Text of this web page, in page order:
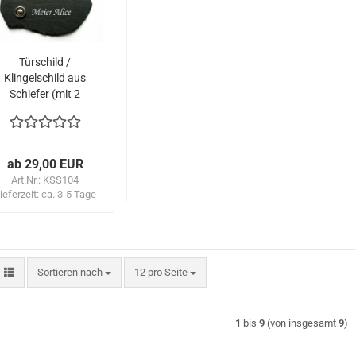
Türschild /
Klingelschild aus
Schiefer (mit 2
optional)
ab 29,00 EUR
Art.Nr.: KSS104
ca. 3-5 Tage
Sortieren nach
Sortieren nach 12 pro Seite
pro Seite
1 bis 9(von insgesamt 9)